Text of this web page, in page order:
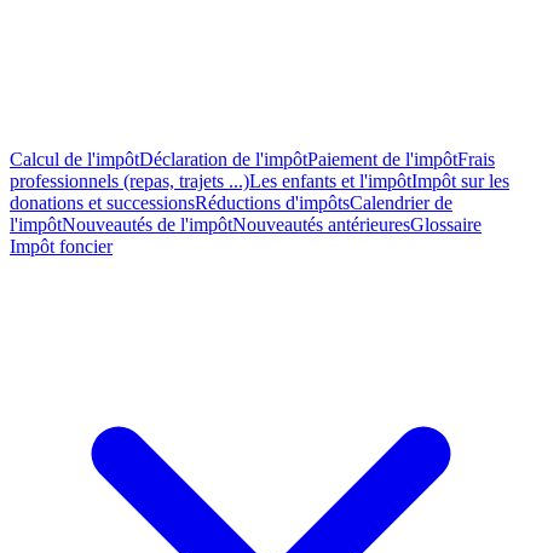
Calcul de l'impôtDéclaration de l'impôtPaiement de l'impôtFrais
professionnels (repas, trajets ...)Les enfants et l'impôtImpôt sur les
donations et successionsRéductions d'impôtsCalendrier de
l'impôtNouveautés de l'impôtNouveautés antérieuresGlossaire
Impôt foncier